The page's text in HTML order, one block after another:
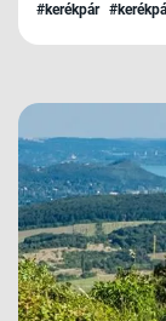
#kerékpár